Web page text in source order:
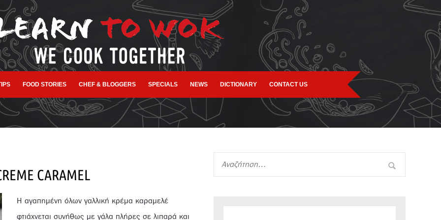
FOOD STORIES CHEF & BLOGGERS SPECIALS NEWS DICTIONARY CONTACT US
CARAMEL
Η αγαπημένη όλων γαλλική κρέμα καραμελέ
φτιάχνεται συνήθως με γάλα πλήρες σε λιπαρά και